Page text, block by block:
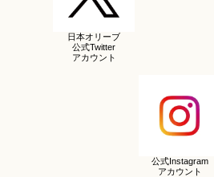
日本オリーブ
公式Twitter
アカウント
公式Instagram
アカウント